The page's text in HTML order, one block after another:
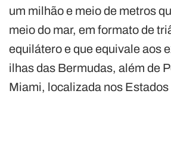
um milhão e meio de metros
meio do mar, em formato de
equilátero e que equivale aos
ilhas das Bermudas, além de
Miami, localizada nos Estados